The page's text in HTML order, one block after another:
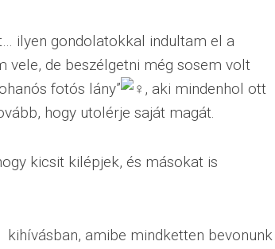
ilyen gondolatokkal indultam el a
de beszélgetni még sosem volt
fotós lány”
, aki mindenhol ott
hogy utolérje saját magát.
kicsit kilépjek, és másokat is
amibe mindketten bevonunk